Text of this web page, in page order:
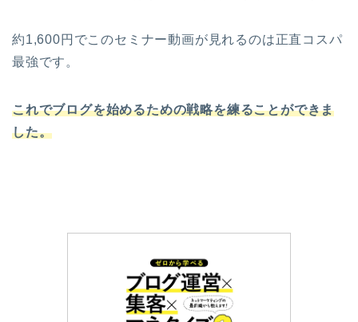
約1,600円でこのセミナー動画が見れるのは正直コスパ
最強です。
これでブログを始めるための戦略を練ることができま
した。